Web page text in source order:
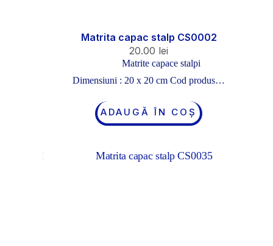
Matrita capac stalp CS0002
20.00 lei
Matrite capace stalpi
Dimensiuni : 20 x 20 cm Cod produs…
ADAUGĂ ÎN COȘ